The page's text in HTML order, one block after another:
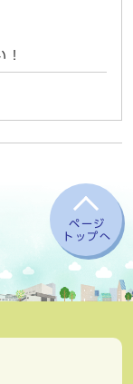
ページ
トップへ